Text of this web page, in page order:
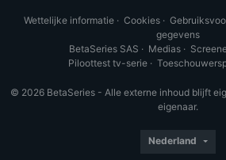
Wettelijke informatie· Cookies·
gegevens
BetaSeries SAS · Medias·
Piloottest tv-serie·
© 2026 BetaSeries - Alle externe inhoud blijft
eigenaar.
Nederland